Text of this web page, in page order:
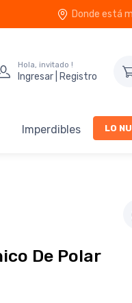
Donde está
Hola, invitado !
Ingresar | Registro
Imperdibles LO
De Polar